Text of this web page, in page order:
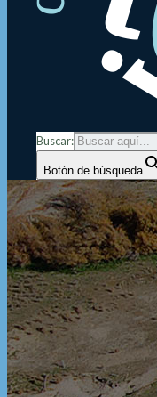
Buscar:
Botón de búsqueda